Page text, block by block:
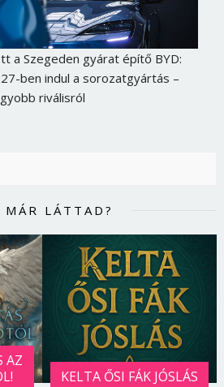
a Szegeden gyárat építő BYD:
ben indul a sorozatgyártás –
riválisról
MÁR LÁTTAD?
AZ
KELTA ŐSI FÁK JÓSLÁS
Bejelentkezés